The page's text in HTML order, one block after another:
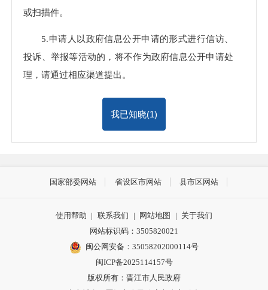
或扫描件。
5.申请人以政府信息公开申请的形式进行信访、
投诉、举报等活动的，将不作为政府信息公开申请处
理，请通过相应渠道提出。
我已知晓(1)
国家部委网站 省设区市网站 县市区网站
使用帮助 | 联系我们 | 网站地图 | 关于我们
网站标识码：3505820021
闽公网安备：35058202000114号
闽ICP备2025114157号
版权所有：晋江市人民政府